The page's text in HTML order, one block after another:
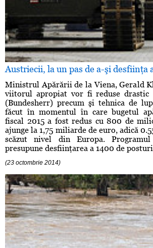
Austriecii, la un pas de a-şi desfiinţa
Ministrul Apărării de la Viena, Gerald
viitorul apropiat vor fi reduse drastic
(Bundesherr) precum şi tehnica de
făcut în momentul în care bugetul
fiscal 2015 a fost redus cu 800 de
ajunge la 1,75 miliarde de euro, adică
scăzut nivel din Europa.
presupune desfiinţarea a 1400 de
(23 octombrie 2014)